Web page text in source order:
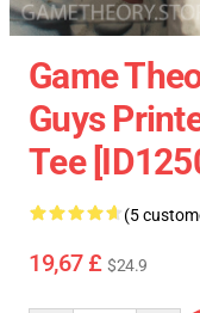
Game
Guys
Tee
(5
19,67 £ $24.9